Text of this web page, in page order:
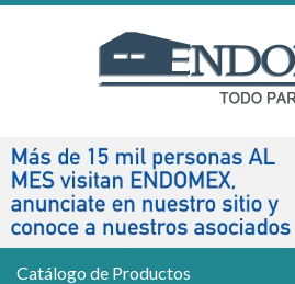
Catálogo de Productos